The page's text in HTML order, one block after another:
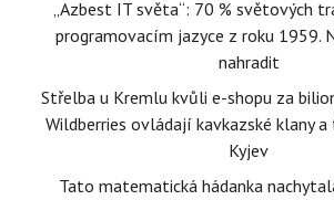
„Azbest IT světa“: 70 % světových
programovacím jazyce z roku 1959.
nahradit
Střelba u Kremlu kvůli e-shopu za
Wildberries ovládají kavkazské klany
Kyjev
Tato matematická hádanka